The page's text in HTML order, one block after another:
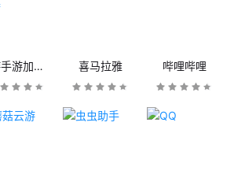
奇游手游加速器 喜马拉雅 哔哩哔哩